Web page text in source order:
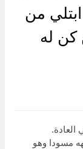
من
كن له
العادة.
مسودا وهو